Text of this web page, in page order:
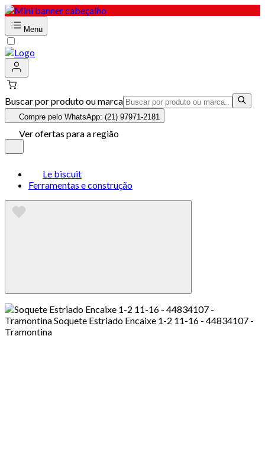
Menu
Buscar por produto ou marca
Compre pelo WhatsApp: (21) 97971-2181
Ver ofertas para a região
Le biscuit
Ferramentas e construção